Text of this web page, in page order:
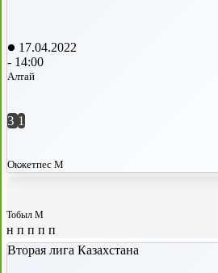
17.04.2022
- 14:00
Алтай
3 1
Окжетпес М
Тобыл М
н п п п п
Вторая лига Казахстана